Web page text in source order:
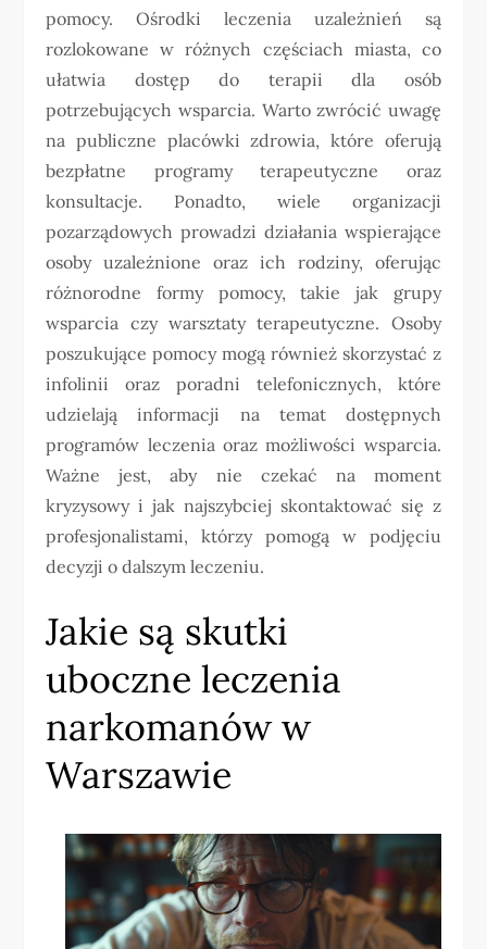
pomocy. Ośrodki leczenia uzależnień są
rozlokowane w różnych częściach miasta, co
ułatwia dostęp do terapii dla osób
potrzebujących wsparcia. Warto zwrócić uwagę
na publiczne placówki zdrowia, które oferują
bezpłatne programy terapeutyczne oraz
konsultacje. Ponadto, wiele organizacji
pozarządowych prowadzi działania wspierające
osoby uzależnione oraz ich rodziny, oferując
różnorodne formy pomocy, takie jak grupy
wsparcia czy warsztaty terapeutyczne. Osoby
poszukujące pomocy mogą również skorzystać z
infolinii oraz poradni telefonicznych, które
udzielają informacji na temat dostępnych
programów leczenia oraz możliwości wsparcia.
Ważne jest, aby nie czekać na moment
kryzysowy i jak najszybciej skontaktować się z
profesjonalistami, którzy pomogą w podjęciu
decyzji o dalszym leczeniu.
Jakie są skutki
uboczne leczenia
narkomanów w
Warszawie